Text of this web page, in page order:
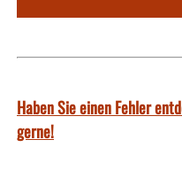
Haben Sie einen Fehler
gerne!